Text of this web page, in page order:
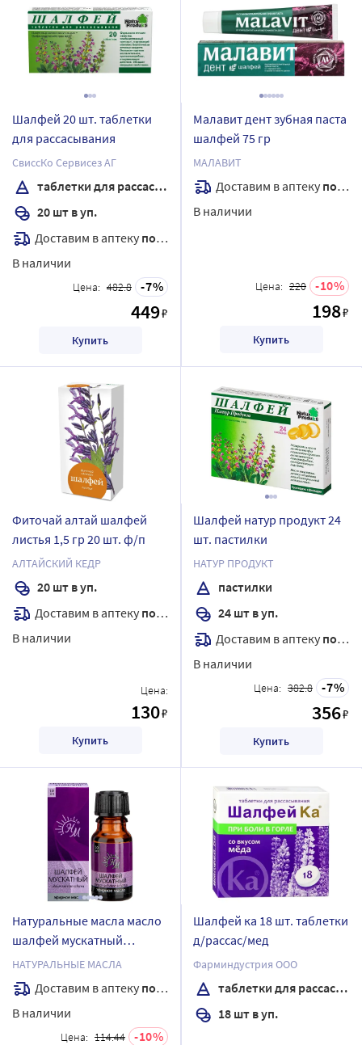
Шалфей 20 шт. таблетки
для рассасывания
СвиссКо Сервисез АГ
таблетки для рассасывания
20 шт в уп.
Доставим в аптеку послезавтра
В наличии
Цена: 482.8 7
449₽
Купить
Малавит дент зубная паста
шалфей 75 гр
МАЛАВИТ
Доставим в аптеку послезавтра
В наличии
Цена: 220 10
198₽
Купить
Фиточай алтай шалфей
листья 1,5 гр 20 шт. ф/п
АЛТАЙСКИЙ КЕДР
20 шт в уп.
Доставим в аптеку послезавтра
В наличии
Цена:
130₽
Купить
Шалфей натур продукт 24
шт. пастилки
НАТУР ПРОДУКТ
пастилки
24 шт в уп.
Доставим в аптеку послезавтра
В наличии
Цена: 382.8 7
356₽
Купить
Натуральные масла масло
шалфей мускатный
эфирное 10 мл
НАТУРАЛЬНЫЕ МАСЛА
Доставим в аптеку послезавтра
В наличии
Цена: 114.44 10
Шалфей ка 18 шт. таблетки
д/рассас/мед
Фарминдустрия ООО
таблетки для рассасывания
18 шт в уп.